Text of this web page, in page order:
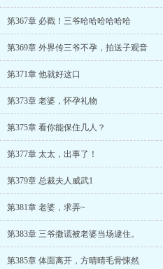
第367章 必戳！三爷哈哈哈哈哈哈
第369章 外界传三爷不孕，拍送子观音
第371章 他就好这口
第373章 老婆，怀孕礼物
第375章 看你能保住几人？
第377章 太太，出事了！
第379章 总裁夫人威武1
第381章 老婆，求弄~
第383章 三爷撒谎被老婆当场逮住。
第385章 体面离开，方晴晴毛骨悚然